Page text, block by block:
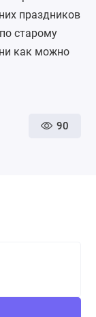
праздников
старому
как можно
90